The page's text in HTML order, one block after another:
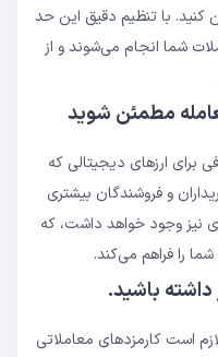
کنید. با تنظیم دقیق این حد
شما انجام می‌شوند و از
مطمئن شوید
برای ارزهای دیجیتالی که
و فروشندگان بیشتری
نیز وجود خواهد داشت، که
را فراهم می‌کند.
داشته باشید.
است کارمزدهای معاملاتی